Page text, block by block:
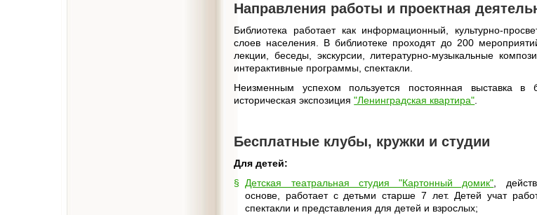
Направления работы и проектная
Библиотека работает как информационный, культурно-
слоев населения. В библиотеке проходят до 200
лекции, беседы, экскурсии, литературно-музыкальные
интерактивные программы, спектакли.
Неизменным успехом пользуется постоянная выставка в
историческая экспозиция"Ленинградская квартира"
Бесплатные клубы, кружки и студии
Для детей:
Детская театральная студия "Картонный домик" ,
основе, работает с детьми старше 7 лет. Детей учат
спектакли и представления для детей и взрослых;